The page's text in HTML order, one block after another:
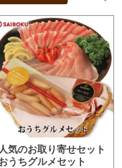
人気のお取り寄せセット
うちグルメセット